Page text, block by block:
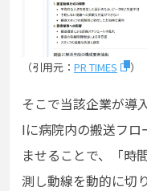
（引用元： PR TIMES ）
そこで当該企業が導
Iに病院内の搬送フ
ませることで、「時
測し動線を動的に切